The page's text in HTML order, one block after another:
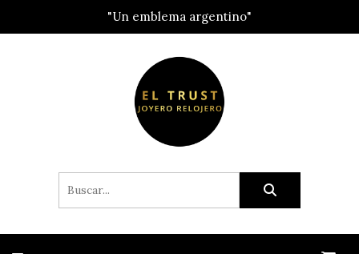
"Un emblema argentino"